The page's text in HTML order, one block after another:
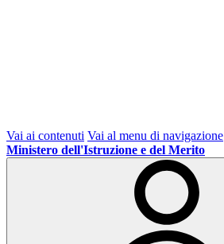
Vai ai contenuti Vai al menu di navigazione
Ministero dell'Istruzione e del Merito